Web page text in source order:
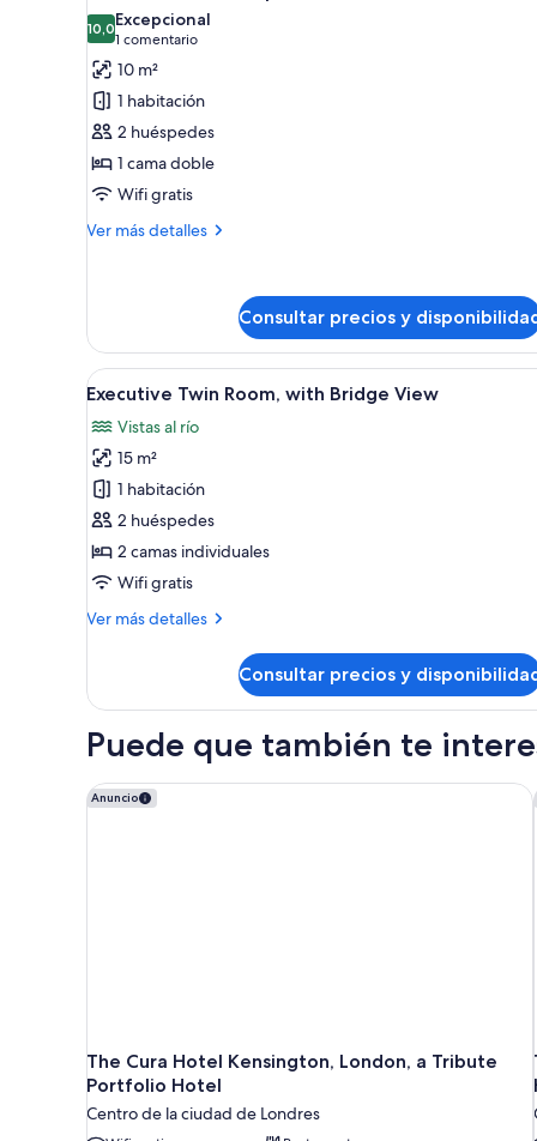
las
fotos
de
Habitación
doble
superior
10,010,0 de 10
Excepcional
1 comentario
(1 comentario)
10 m²
1 habitación
2 huéspedes
1 cama doble
Wifi gratis
Ver más detalles
Más
superior
Consultar precios y
Abrir
todas
las
fotos
de
Executive
Twin
Room,
Bridge
Habitación de hotel con dos
5
Executive Twin Room, with Bridge View
Vistas al río
15 m²
1 habitación
2 huéspedes
2 camas individuales
Wifi gratis
Ver más detalles
Más
Twin
with
View
Consultar precios y
Puede que también te
Anuncio
The Cura Hotel Kensington, London, a Tribute
Portfolio Hotel
Centro de la ciudad de Londres
The Cura Hotel Kensington, London, a Tribute